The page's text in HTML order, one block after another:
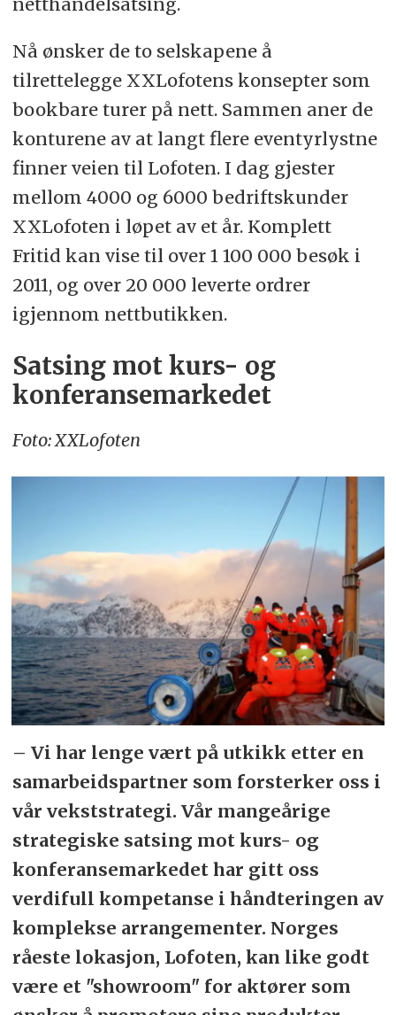
Nå ønsker de to selskapene å
tilrettelegge XXLofotens konsepter som
bookbare turer på nett. Sammen aner de
konturene av at langt flere eventyrlystne
finner veien til Lofoten. I dag gjester
mellom 4000 og 6000 bedriftskunder
XXLofoten i løpet av et år. Komplett
Fritid kan vise til over 1 100 000 besøk i
2011, og over 20 000 leverte ordrer
igjennom nettbutikken.
Satsing mot kurs- og
konferansemarkedet
Foto: XXLofoten
– Vi har lenge vært på utkikk etter en
samarbeidspartner som forsterker oss i
vår vekststrategi. Vår mangeårige
strategiske satsing mot kurs- og
konferansemarkedet har gitt oss
verdifull kompetanse i håndteringen av
komplekse arrangementer. Norges
råeste lokasjon, Lofoten, kan like godt
være et "showroom" for aktører som